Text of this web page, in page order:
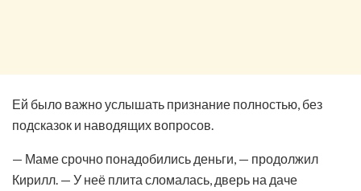
Ей было важно услышать признание полностью, без
подсказок и наводящих вопросов.
— Маме срочно понадобились деньги, — продолжил
Кирилл. — У неё плита сломалась, дверь на даче